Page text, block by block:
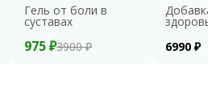
Гель от боли в
суставах
975 ₽3900 ₽
Добавка
здоровья
6990 ₽